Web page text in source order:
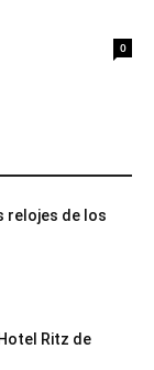
0
relojes de los
Ritz de